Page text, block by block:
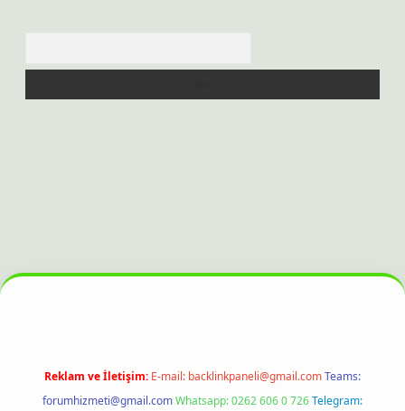
bahis sitesi
Reklam ve İletişim: E-mail: backlinkpaneli@gmail.comTeams:
forumhizmeti@gmail.comWhatsapp: 0262 606 0 726Telegram: